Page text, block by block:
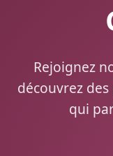
Rejoignez
découvrez
qui